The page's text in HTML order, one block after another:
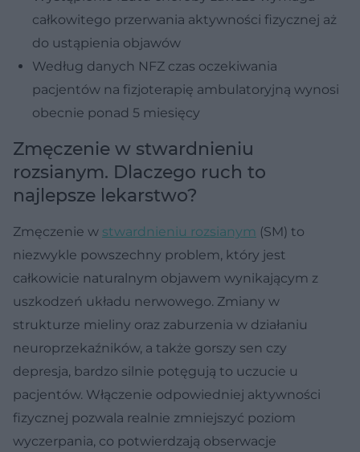
całkowitego przerwania aktywności fizycznej aż
do ustąpienia objawów
Według danych NFZ czas oczekiwania
pacjentów na fizjoterapię ambulatoryjną wynosi
obecnie ponad 5 miesięcy
Zmęczenie w stwardnieniu
rozsianym. Dlaczego ruch to
najlepsze lekarstwo?
Zmęczenie w stwardnieniu rozsianym (SM) to
niezwykle powszechny problem, który jest
całkowicie naturalnym objawem wynikającym z
uszkodzeń układu nerwowego. Zmiany w
strukturze mieliny oraz zaburzenia w działaniu
neuroprzekaźników, a także gorszy sen czy
depresja, bardzo silnie potęgują to uczucie u
pacjentów. Włączenie odpowiedniej aktywności
fizycznej pozwala realnie zmniejszyć poziom
wyczerpania, co potwierdzają obserwacje